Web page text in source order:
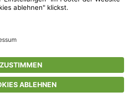
der unverbindlichen Preisempfehlung des
beziehen sich auf den Streichpreis.